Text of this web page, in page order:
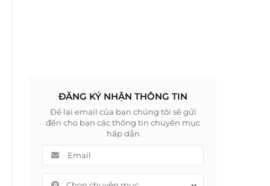
ĐĂNG KÝ NHẬN THÔNG TIN
Để lại email của bạn chúng tôi sẽ gửi
đến cho bạn các thông tin chuyên mục
hấp dẫn